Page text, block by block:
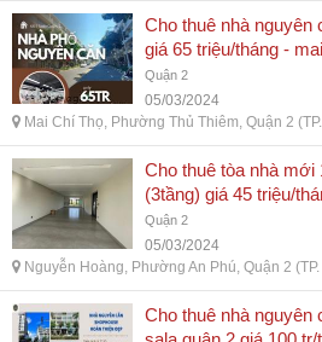
Cho thuê nhà nguyên
giá 65 triệu/tháng -
thiêm, quận 2 (tp. thủ
Quận 2
05/03/2024
Mai Chí Thọ, Phường Thủ Thiêm, Quận 2
Cho thuê tòa nhà mới
(3tầng) giá 45 triệu/
phường an phú, quận
Quận 2
05/03/2024
Nguyễn Hoàng, Phường An Phú, Quận 2
Cho thuê nhà nguyên